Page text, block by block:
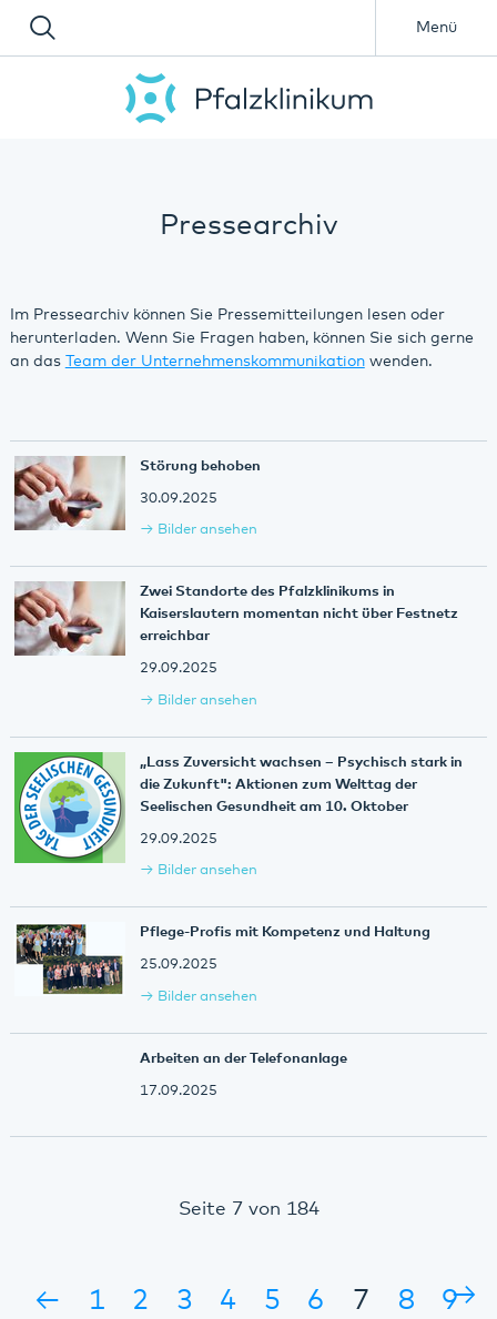
Menü
Pressearchiv
Im Pressearchiv können Sie Pressemitteilungen lesen oder
herunterladen. Wenn Sie Fragen haben, können Sie sich gerne
an das Team der Unternehmenskommunikationwenden.
Störung behoben
30.09.2025
Bilder ansehen
Zwei Standorte des Pfalzklinikums in
Kaiserslautern momentan nicht über Festnetz
erreichbar
29.09.2025
Bilder ansehen
„Lass Zuversicht wachsen – Psychisch stark in
die Zukunft": Aktionen zum Welttag der
Seelischen Gesundheit am 10. Oktober
29.09.2025
Bilder ansehen
Pflege-Profis mit Kompetenz und Haltung
25.09.2025
Bilder ansehen
Arbeiten an der Telefonanlage
17.09.2025
Seite 7 von 184
← 1 2 3 4 5 6 7 8
9→